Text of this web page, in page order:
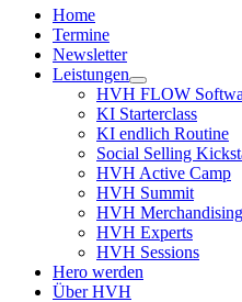
Home
Termine
Newsletter
Leistungen
HVH FLOW
KI Starterclass
KI endlich Routine
Social Selling
HVH Active Camp
HVH Summit
HVH Merchandising
HVH Experts
HVH Sessions
Hero werden
Über HVH